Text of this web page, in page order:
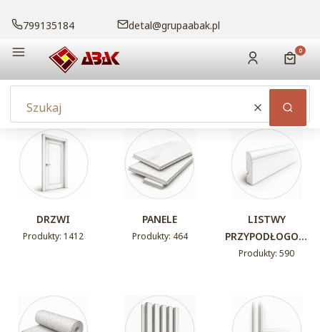
799135184 detal@grupaabak.pl
Menu Zaloguj się
Wyczyść
DRZWI
Produkty: 1412
PANELE
Produkty: 464
LISTWY
PRZYPODŁOGOW
E
Produkty: 590